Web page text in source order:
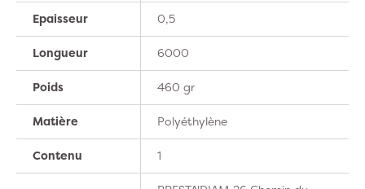
Epaisseur 0,5
Longueur 6000
Poids 460 gr
Matière Polyéthylène
Contenu 1